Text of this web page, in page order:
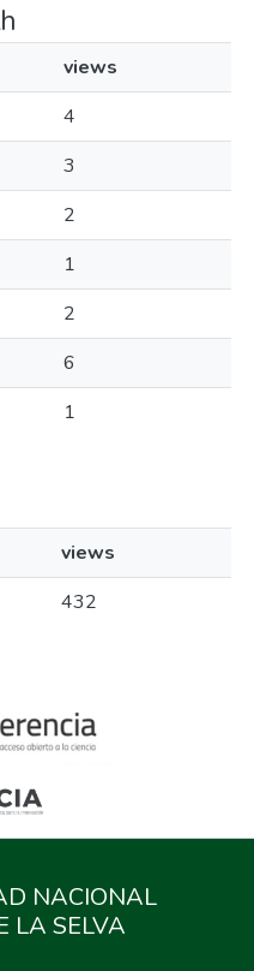
views
4
3
2
1
2
6
1
views
432
NACIONAL
LA SELVA